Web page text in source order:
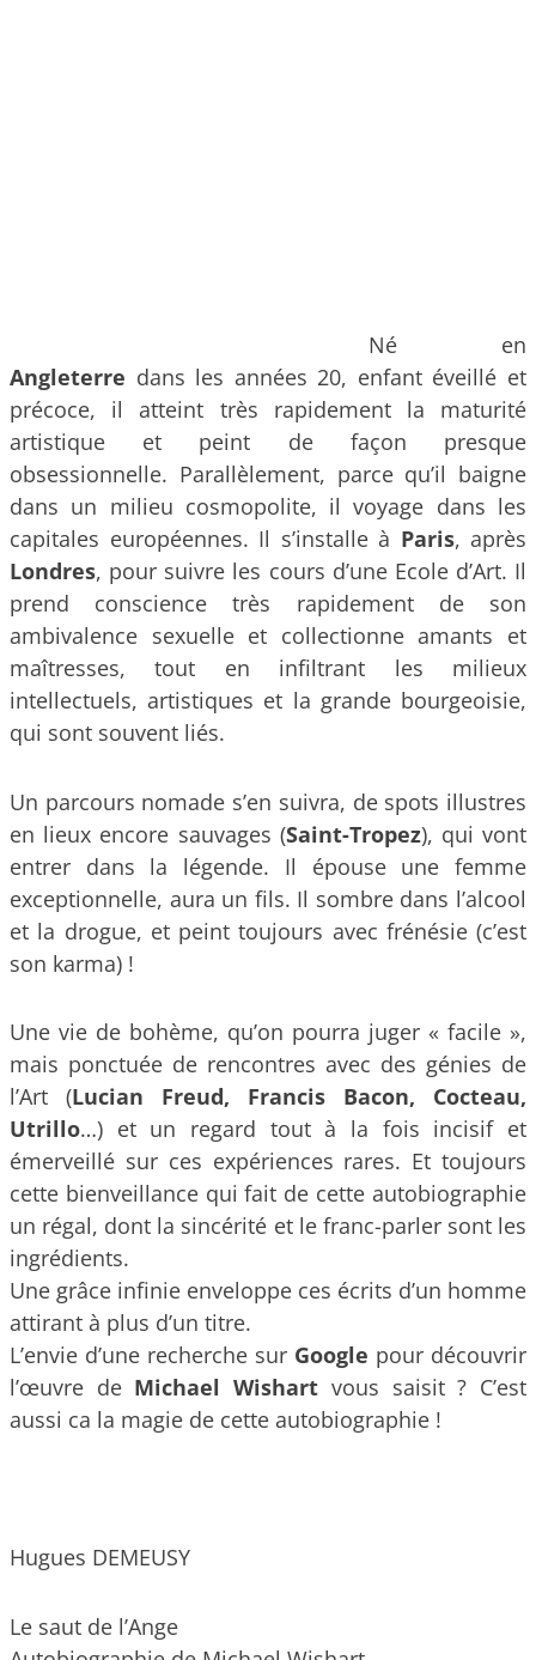
Né en
Angleterre dans les années 20, enfant éveillé et
précoce, il atteint très rapidement la maturité
artistique et peint de façon presque
obsessionnelle. Parallèlement, parce qu’il baigne
dans un milieu cosmopolite, il voyage dans les
capitales européennes. Il s’installe à Paris, après
Londres, pour suivre les cours d’une Ecole d’Art. Il
prend conscience très rapidement de son
ambivalence sexuelle et collectionne amants et
maîtresses, tout en infiltrant les milieux
intellectuels, artistiques et la grande bourgeoisie,
qui sont souvent liés.
Un parcours nomade s’en suivra, de spots illustres
en lieux encore sauvages (Saint-Tropez), qui vont
entrer dans la légende. Il épouse une femme
exceptionnelle, aura un fils. Il sombre dans l’alcool
et la drogue, et peint toujours avec frénésie (c’est
son karma) !
Une vie de bohème, qu’on pourra juger « facile »,
mais ponctuée de rencontres avec des génies de
l’Art (Lucian Freud, Francis Bacon, Cocteau,
Utrillo…) et un regard tout à la fois incisif et
émerveillé sur ces expériences rares. Et toujours
cette bienveillance qui fait de cette autobiographie
un régal, dont la sincérité et le franc-parler sont les
ingrédients.
Une grâce infinie enveloppe ces écrits d’un homme
attirant à plus d’un titre.
L’envie d’une recherche sur Google pour découvrir
l’œuvre de Michael Wishart vous saisit ? C’est
aussi ca la magie de cette autobiographie !
Hugues DEMEUSY
Le saut de l’Ange